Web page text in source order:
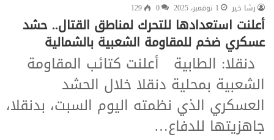
رشا خير
1 نوفمبر، 2025 0
129
أعلنت استعدادها للتحرك لمناطق القتال.. حشد
عسكري ضخم للمقاومة الشعبية بالشمالية
دنقلا: الطابية أعلنت كتائب المقاومة
الشعبية بمحلية دنقلا خلال الحشد
العسكري الذي نظمته اليوم السبت، بدنقلا،
جاهزيتها للدفاع…